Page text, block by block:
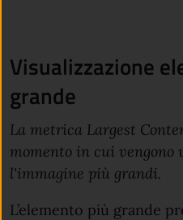
Visualizzazione
grande
La metrica Largest
momento in cui
l'immagine più grandi.
L’elemento più grande